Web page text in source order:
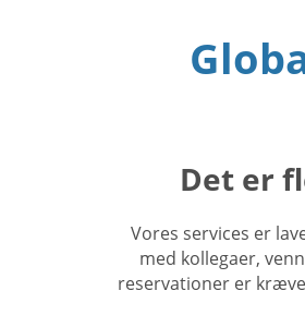
Det er
Vores services er
med kollegaer,
reservationer er